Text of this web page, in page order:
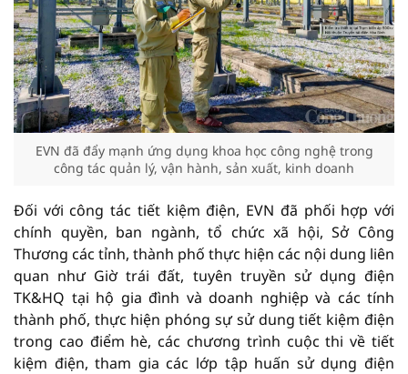
EVN đã đẩy mạnh ứng dụng khoa học công nghệ trong
công tác quản lý, vận hành, sản xuất, kinh doanh
Đối với công tác tiết kiệm điện, EVN đã phối hợp với
chính quyền, ban ngành, tổ chức xã hội, Sở Công
Thương các tỉnh, thành phố thực hiện các nội dung liên
quan như Giờ trái đất, tuyên truyền sử dụng điện
TK&HQ tại hộ gia đình và doanh nghiệp và các tính
thành phố, thực hiện phóng sự sử dung tiết kiệm điện
trong cao điểm hè, các chương trình cuộc thi về tiết
kiệm điện, tham gia các lớp tập huấn sử dụng điện